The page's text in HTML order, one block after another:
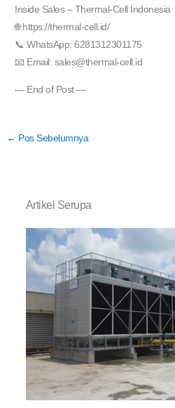
Inside Sales – Thermal-Cell Indonesia
🌐 https://thermal-cell.id/
📞 WhatsApp: 6281312301175
📧 Email: sales@thermal-cell.id
— End of Post —
← Pos Sebelumnya
Artikel Serupa